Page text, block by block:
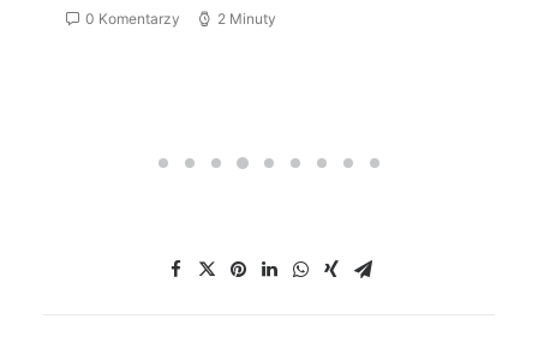
0 Komentarzy 2 Minuty